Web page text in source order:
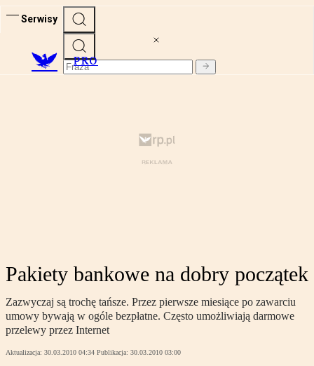
Serwisy
PRO
Pakiety bankowe na dobry początek
Zazwyczaj są trochę tańsze. Przez pierwsze miesiące po zawarciu
umowy bywają w ogóle bezpłatne. Często umożliwiają darmowe
przelewy przez Internet
Aktualizacja: 30.03.2010 04:34 Publikacja: 30.03.2010 03:00